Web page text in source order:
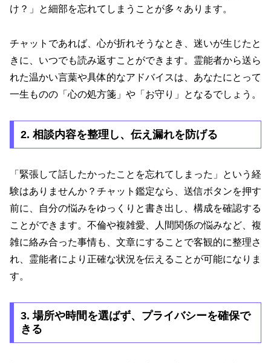
け？」と細部を忘れてしまうことが多々あります。
チャットであれば、心が折れそうなとき、迷いが生じたと
きに、いつでも読み返すことができます。霊能者から送ら
れた温かい言葉や具体的なアドバイスは、あなたにとって
一生ものの「心の処方箋」や「お守り」となるでしょう。
2. 相談内容を整理し、伝え漏れを防げる
「緊張して話したかったことを忘れてしまった」という経
験はありませんか？チャット鑑定なら、送信ボタンを押す
前に、自分の悩みをゆっくりと書き出し、構成を確認する
ことができます。不倫や複雑愛、人間関係の悩みなど、複
雑に絡み合った事情も、文章にすることで客観的に整理さ
れ、霊能者により正確な状況を伝えることが可能になりま
す。
3. 場所や時間を選ばず、プライバシーを確保で
きる